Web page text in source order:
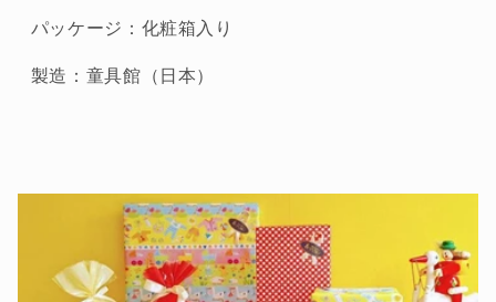
パッケージ：化粧箱入り
製造：童具館（日本）